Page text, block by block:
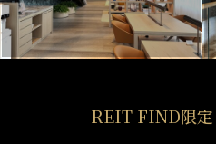
REIT FIND限定